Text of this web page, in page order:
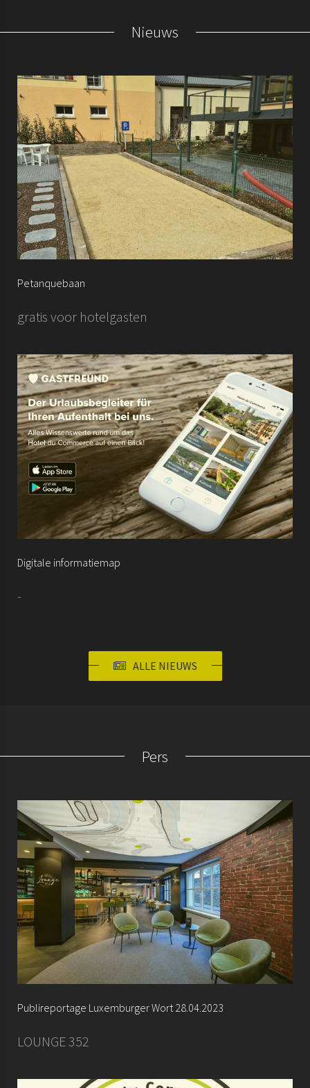
Nieuws
Petanquebaan
gratis voor hotelgasten
Digitale informatiemap
-
ALLE NIEUWS
Pers
Publireportage Luxemburger Wort 28.04.2023
LOUNGE 352